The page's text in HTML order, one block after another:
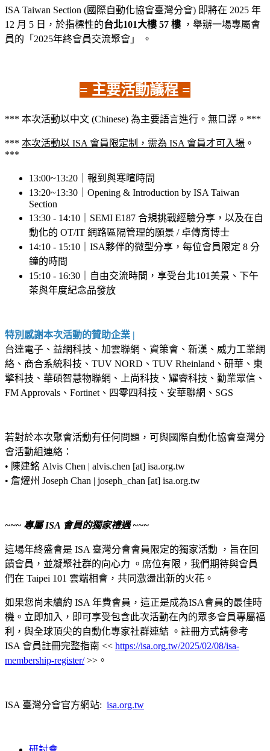
ISA Taiwan Section (國際自動化協會臺灣分會) 即將在 2025 年
12 月 5 日，於指標性的台北101大樓 57 樓 ，舉辦一場專屬會
員的「2025年終會員交流聚會」
。
= 主要活動議程 =
*** 本次活動以中文 (Chinese) 為主要語言進行。無口譯。***
*** 本次活動以 ISA 會員限定制，需為 ISA 會員才可入場 。
***
13:00~13:20｜報到與寒暄時間
13:20~13:30｜Opening & Introduction by ISA Taiwan
Section
13:30 - 14:10｜SEMI E187 合規挑戰經驗分享，以及在自
動化的 OT/IT 網路區隔管理的願景 / 卓傳育博士
14:10 - 15:10｜ISA夥伴的微型分享，每位會員限定 8 分
鐘的時間
15:10 - 16:30｜自由交流時間，享受台北101美景、下午
茶與年度紀念品發放
特別感謝本次活動的贊助企業 |
台達電子、益網科技、加雲聯網、資策會、新漢、威力工業網
絡、商合系統科技、TUV NORD、TUV Rheinland、研華、東
擎科技、華碩智慧物聯網、上尚科技、耀睿科技、勤業眾信、
FM Approvals、Fortinet、四零四科技、安華聯網、SGS
若對於本次聚會活動有任何問題，可與國際自動化協會臺灣分
會活動組連絡：
• 陳建銘 Alvis Chen | alvis.chen [at] isa.org.tw
• 詹燿州 Joseph Chan | joseph_chan [at] isa.org.tw
~~~ 專屬 ISA 會員的獨家禮遇~~~
這場年終盛會是 ISA 臺灣分會會員限定的獨家活動 ，旨在回
饋會員，並凝聚社群的向心力 。席位有限，我們期待與會員
們在 Taipei 101 雲端相會，共同激盪出新的火花。
如果您尚未續約 ISA 年費會員，這正是成為ISA會員的最佳時
機。立即加入，即可享受包含此次活動在內的眾多會員專屬福
利，與全球頂尖的自動化專家社群連結 。註冊方式請參考
ISA 會員註冊完整指南 << https://isa.org.tw/2025/02/08/isa-
membership-register/>>。
ISA 臺灣分會官方網站: isa.org.tw